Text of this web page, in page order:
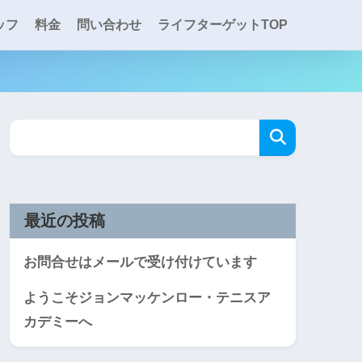
フ 料金 問い合わせ ライフターゲットTOP
最近の投稿
お問合せはメールで受け付けています
ようこそジョンマッケンロー・テニスア
カデミーへ